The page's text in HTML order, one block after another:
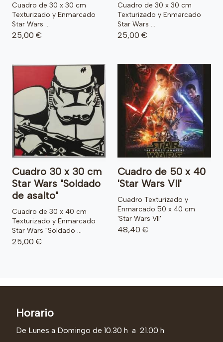
Cuadro de 30 x 30 cm
Texturizado y Enmarcado
Star Wars ...
25,00 €
Cuadro de 30 x 30 cm
Texturizado y Enmarcado
Star Wars ...
25,00 €
Cuadro 30 x 30 cm
Star Wars "Soldado
de asalto"
Cuadro de 30 x 40 cm
Texturizado y Enmarcado
Star Wars "Soldado ...
25,00 €
Cuadro de 50 x 40
'Star Wars VII'
Cuadro Texturizado y
Enmarcado 50 x 40 cm
'Star Wars VII'
48,40 €
Horario
De Lunes a Domingo de 10.30 h a 21.00 h